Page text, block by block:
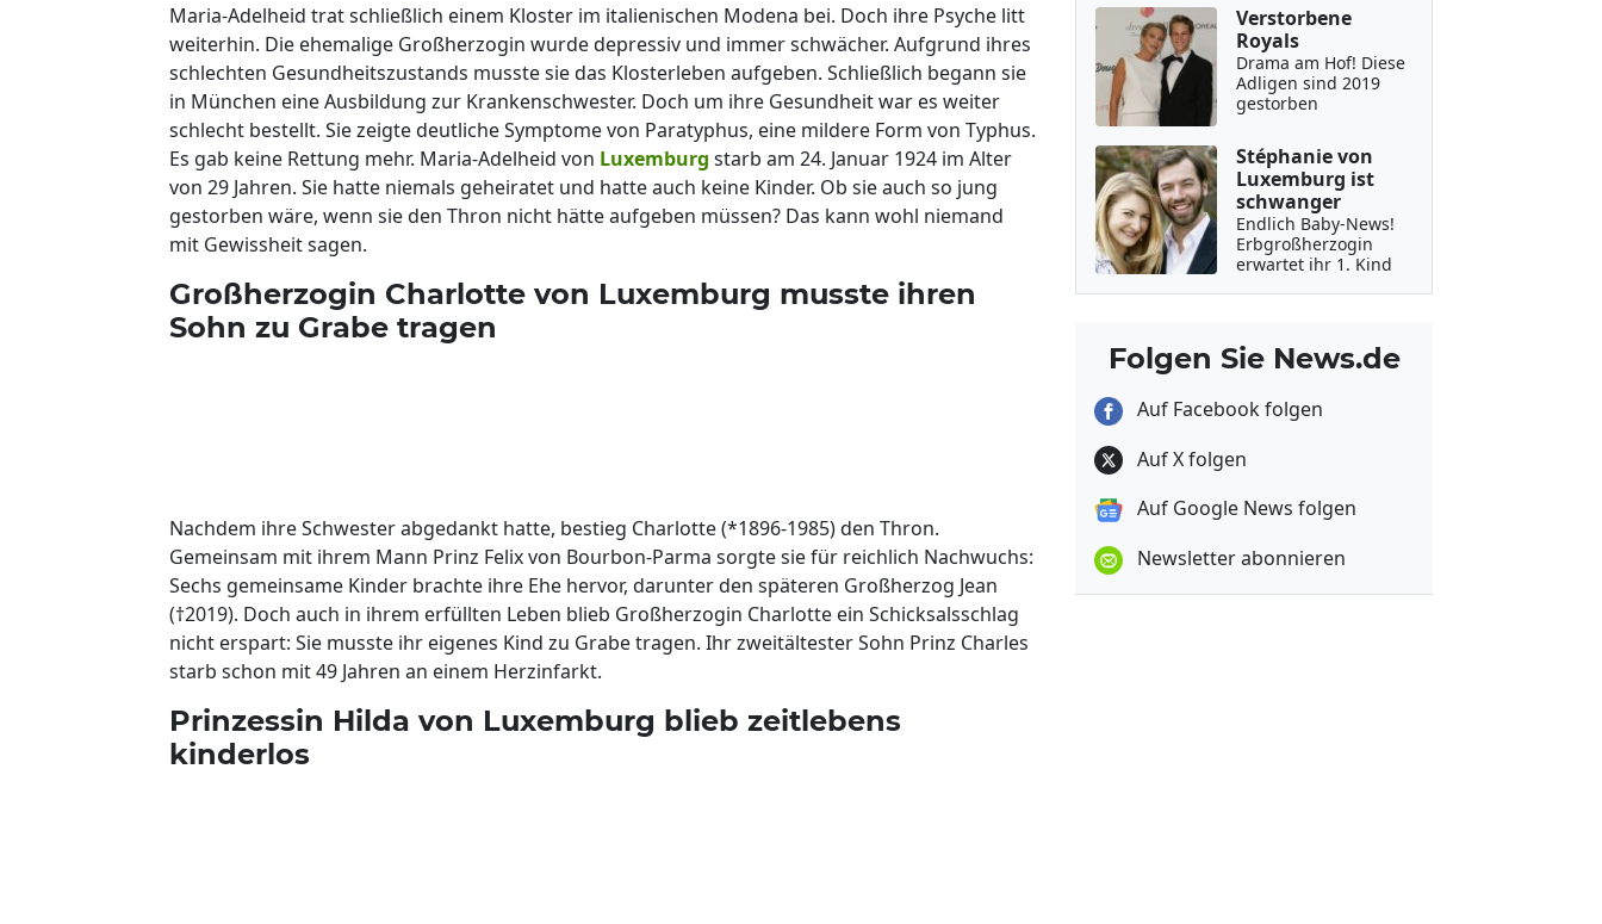
Maria-Adelheid trat schließlich einem Kloster im italienischen Modena bei. Doch ihre Psyche litt
weiterhin. Die ehemalige Großherzogin wurde depressiv und immer schwächer. Aufgrund ihres
schlechten Gesundheitszustands musste sie das Klosterleben aufgeben. Schließlich begann sie
in München eine Ausbildung zur Krankenschwester. Doch um ihre Gesundheit war es weiter
schlecht bestellt. Sie zeigte deutliche Symptome von Paratyphus, eine mildere Form von Typhus.
Es gab keine Rettung mehr. Maria-Adelheid von Luxemburg starb am 24. Januar 1924 im Alter
von 29 Jahren. Sie hatte niemals geheiratet und hatte auch keine Kinder. Ob sie auch so jung
gestorben wäre, wenn sie den Thron nicht hätte aufgeben müssen? Das kann wohl niemand
mit Gewissheit sagen.
Großherzogin Charlotte von Luxemburg musste ihren
Sohn zu Grabe tragen
Nachdem ihre Schwester abgedankt hatte, bestieg Charlotte (*1896-1985) den Thron.
Gemeinsam mit ihrem Mann Prinz Felix von Bourbon-Parma sorgte sie für reichlich Nachwuchs:
Sechs gemeinsame Kinder brachte ihre Ehe hervor, darunter den späteren Großherzog Jean
(†2019). Doch auch in ihrem erfüllten Leben blieb Großherzogin Charlotte ein Schicksalsschlag
nicht erspart: Sie musste ihr eigenes Kind zu Grabe tragen. Ihr zweitältester Sohn Prinz Charles
starb schon mit 49 Jahren an einem Herzinfarkt.
Prinzessin Hilda von Luxemburg blieb zeitlebens
kinderlos
Verstorbene
Royals
Drama am Hof! Diese
Adligen sind 2019
gestorben
Stéphanie von
Luxemburg ist
schwanger
Endlich Baby-News!
Erbgroßherzogin
erwartet ihr 1. Kind
Folgen Sie News.de
Auf Facebook folgen
Auf X folgen
Auf Google News folgen
Newsletter abonnieren